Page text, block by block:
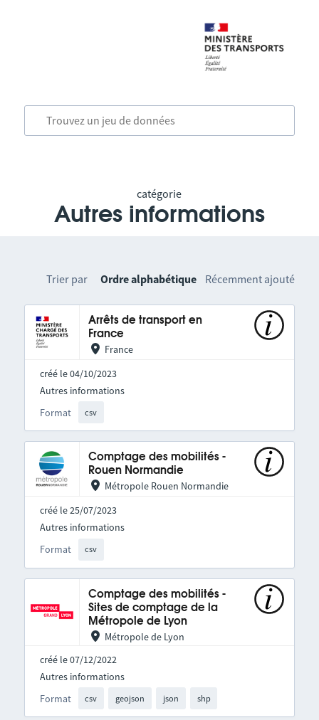
catégorie
Autres informations
Trier par Ordre alphabétique Récemment ajouté
Arrêts de transport en
France
France
créé le 04/10/2023
Format csv
Autres informations
Comptage des mobilités -
Rouen Normandie
Métropole Rouen Normandie
créé le 25/07/2023
Format csv
Autres informations
Comptage des mobilités -
Sites de comptage de la
Métropole de Lyon
Métropole de Lyon
créé le 07/12/2022
Format csv geojson json shp
Autres informations